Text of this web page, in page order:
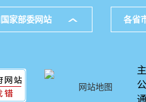
家部委网站 各省
网站地图